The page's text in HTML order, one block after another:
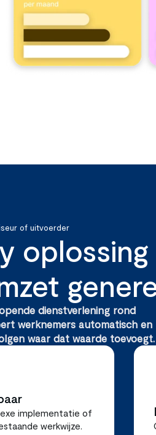
of uitvoerder
dienstverlening rond
werknemers automatisch
waar dat waarde toevoegt.
implementatie of
werkwijze.